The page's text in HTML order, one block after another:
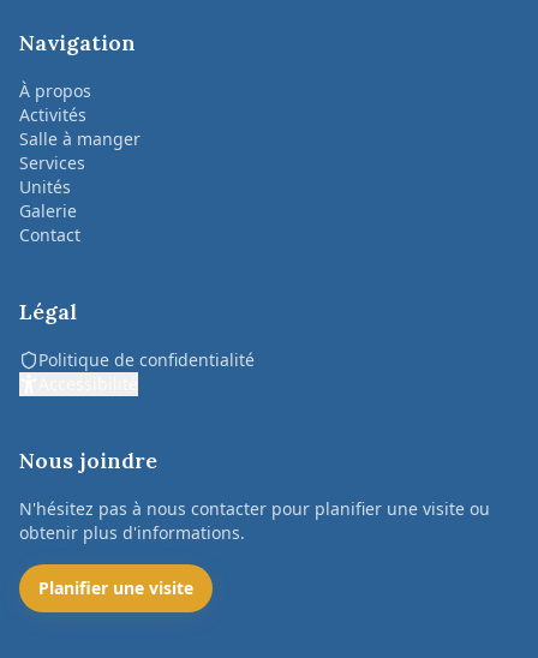
Navigation
À propos
Activités
Salle à manger
Services
Unités
Galerie
Contact
Légal
Politique de confidentialité
Nous joindre
N'hésitez pas à nous contacter pour planifier une visite ou
obtenir plus d'informations.
Planifier une visite